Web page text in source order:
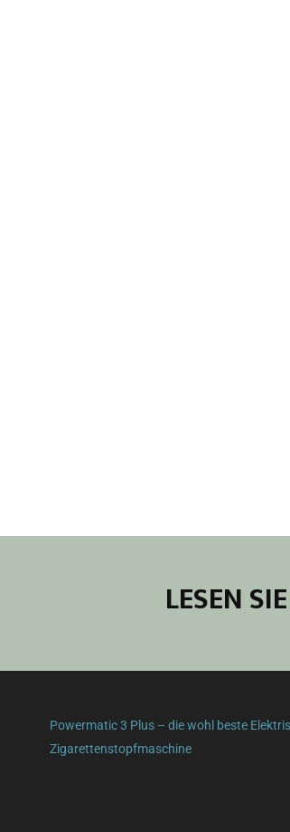
LESEN
Powermatic 3 Plus – die wohl beste
Zigarettenstopfmaschine